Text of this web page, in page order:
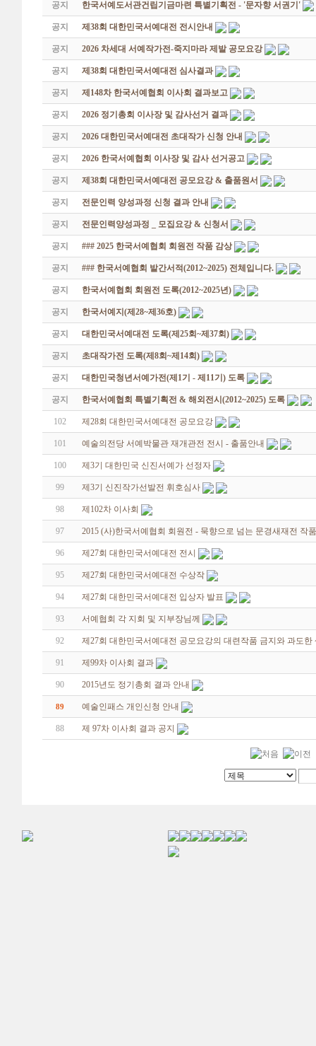
공지 한국서예도서관건립기금마련 특별기획전 - '문자향 서권기'
공지 제38회 대한민국서예대전 전시안내
공지 2026 차세대 서예작가전-죽지마라 제발 공모요강
공지 제38회 대한민국서예대전 심사결과
공지 제148차 한국서예협회 이사회 결과보고
공지 2026 정기총회 이사장 및 감사선거 결과
공지 2026 대한민국서예대전 초대작가 신청 안내
공지 2026 한국서예협회 이사장 및 감사 선거공고
공지 제38회 대한민국서예대전 공모요강 & 출품원서
공지 전문인력 양성과정 신청 결과 안내
공지 전문인력양성과정 _ 모집요강 & 신청서
공지 ### 2025 한국서예협회 회원전 작품 감상
공지 ### 한국서예협회 발간서적(2012~2025) 전체입니다.
공지 한국서예협회 회원전 도록(2012~2025년)
공지 한국서예지(제28~제36호)
공지 대한민국서예대전 도록(제25회~제37회)
공지 초대작가전 도록(제8회~제14회)
공지 대한민국청년서예가전(제1기 - 제11기) 도록
공지 한국서예협회 특별기획전 & 해외전시(2012~2025) 도록
102 제28회 대한민국서예대전 공모요강
101 예술의전당 서예박물관 재개관전 전시 - 출품안내
100 제3기 대한민국 신진서예가 선정자
99 제3기 신진작가선발전 휘호심사
98 제102차 이사회
97 2015 (사)한국서예협회 회원전 - 묵향으로 넘는 문경새재전 작
96 제27회 대한민국서예대전 전시
95 제27회 대한민국서예대전 수상작
94 제27회 대한민국서예대전 입상자 발표
93 서예협회 각 지회 및 지부장님께
92 제27회 대한민국서예대전 공모요강의 대련작품 금지와 과도
91 제99차 이사회 결과
90 2015년도 정기총회 결과 안내
89 예술인패스 개인신청 안내
88 제 97차 이사회 결과 공지